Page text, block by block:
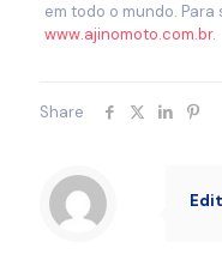
em todo o mundo. Para
www.ajinomoto.com.br.
Share